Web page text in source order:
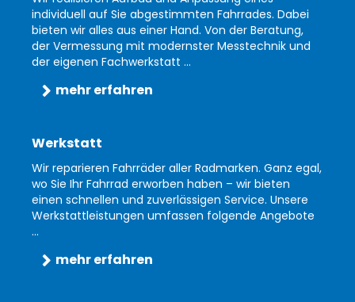
individuell auf Sie abgestimmten Fahrrades. Dabei
bieten wir alles aus einer Hand. Von der Beratung,
der Vermessung mit modernster Messtechnik und
der eigenen Fachwerkstatt ...
mehr erfahren
Werkstatt
Wir reparieren Fahrräder aller Radmarken. Ganz egal,
wo Sie Ihr Fahrrad erworben haben – wir bieten
einen schnellen und zuverlässigen Service. Unsere
Werkstattleistungen umfassen folgende Angebote
...
mehr erfahren